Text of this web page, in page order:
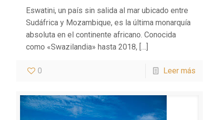
Eswatini, un país sin salida al mar ubicado entre
Sudáfrica y Mozambique, es la última monarquía
absoluta en el continente africano. Conocida
como «Swazilandia» hasta 2018, […]
0 Leer más